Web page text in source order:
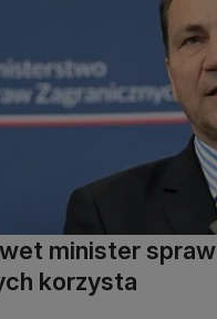
minister spraw
korzysta